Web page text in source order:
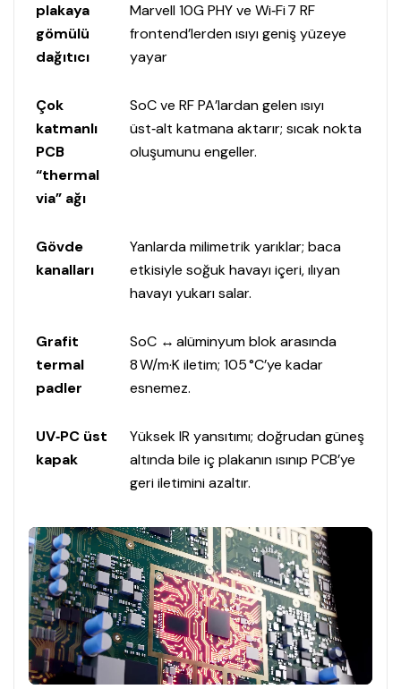
plakaya
gömülü
dağıtıcı
Marvell 10G PHY ve Wi‑Fi 7 RF
frontend’lerden ısıyı geniş yüzeye
yayar
Çok
katmanlı
PCB
“thermal
via” ağı
SoC ve RF PA’lardan gelen ısıyı
üst‑alt katmana aktarır; sıcak nokta
oluşumunu engeller.
Gövde
kanalları
Yanlarda milimetrik yarıklar; baca
etkisiyle soğuk havayı içeri, ılıyan
havayı yukarı salar.
Grafit
termal
padler
SoC ↔ alüminyum blok arasında
8 W/m·K iletim; 105 °C’ye kadar
esnemez.
UV‑PC üst
kapak
Yüksek IR yansıtımı; doğrudan güneş
altında bile iç plakanın ısınıp PCB’ye
geri iletimini azaltır.